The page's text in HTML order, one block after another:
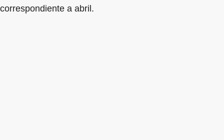
correspondiente a abril.